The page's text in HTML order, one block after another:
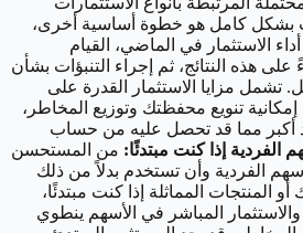
بشكل كامل هو خطوة أساسية أخرى،
الاستثمار في الماضي، القيام
هذه النتائج، ثم إجراء التنبؤات بشأن
تشمل مزايا الاستثمار القدرة على
تنويع محفظتك وتوزيع المخاطر،
أكبر مما قد تحصل عليه من حساب
من المستحسن
الفردية وأن تستخدم بدلاً من ذلك
المنتجات المماثلة إذا كنت مبتدئًا،
المباشر في الأسهم ينطوي